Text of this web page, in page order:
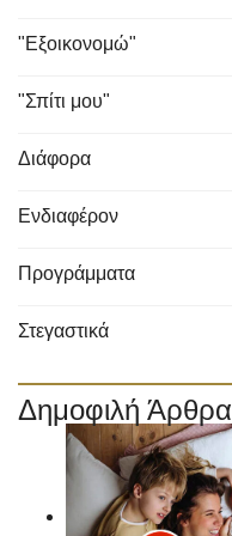
"Εξοικονομώ"
"Σπίτι μου"
Διάφορα
Ενδιαφέρον
Προγράμματα
Στεγαστικά
Δημοφιλή Άρθρα